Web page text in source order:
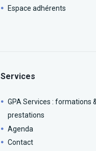
Espace adhérents
Services
GPA Services : formations
prestations
Agenda
Contact